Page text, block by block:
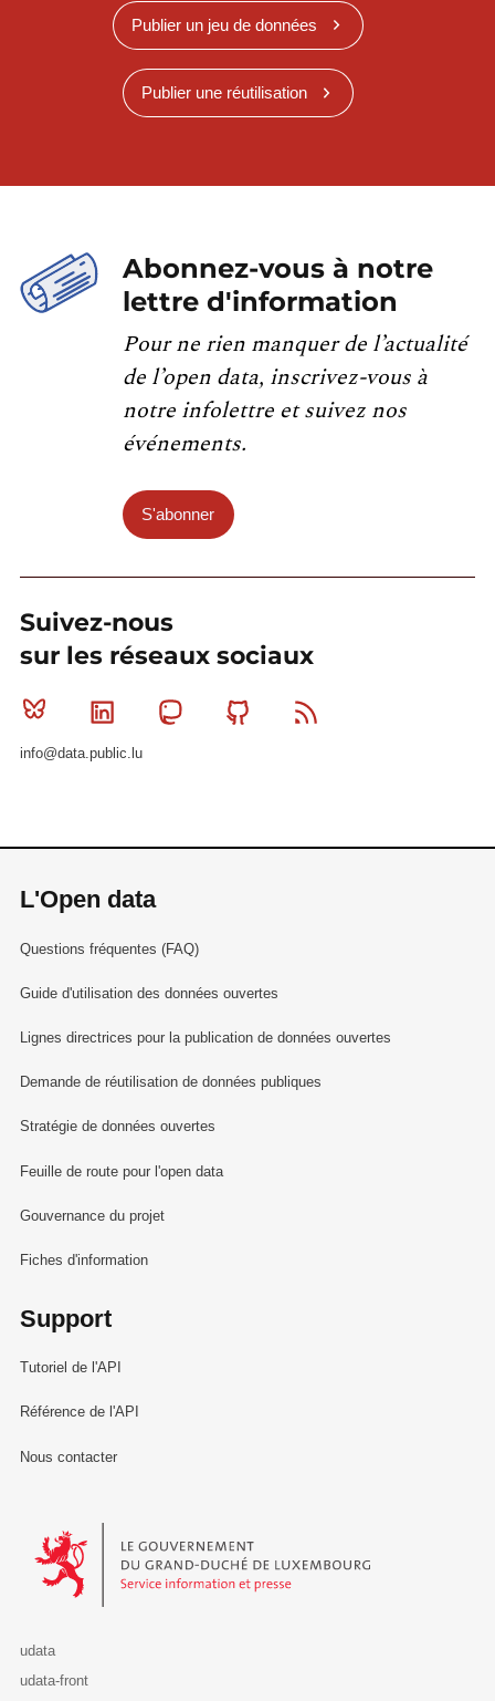
Publier un jeu de données
Publier une réutilisation
Abonnez-vous à notre
lettre d'information
Pour ne rien manquer de l’actualité
de l’open data, inscrivez-vous à
notre infolettre et suivez nos
événements.
S'abonner
Suivez-nous
sur les réseaux sociaux
Bluesky Linkedin MastodonGithub
info@data.public.lu
L'Open data
Questions fréquentes (FAQ)
Guide d'utilisation des données ouvertes
Lignes directrices pour la publication de données ouvertes
Demande de réutilisation de données publiques
Stratégie de données ouvertes
Feuille de route pour l'open data
Gouvernance du projet
Fiches d'information
Support
Tutoriel de l'API
Référence de l'API
Nous contacter
Le Gouvernement du Grand-Duché de Luxembourg - Service
udata
udata-front